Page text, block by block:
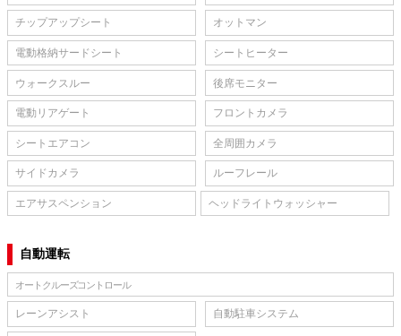
チップアップシート オットマン
電動格納サードシート シートヒーター
ウォークスルー 後席モニター
電動リアゲート フロントカメラ
シートエアコン 全周囲カメラ
サイドカメラ ルーフレール
エアサスペンション ヘッドライトウォッシャー
自動運転
オートクルーズコントロール
レーンアシスト 自動駐車システム